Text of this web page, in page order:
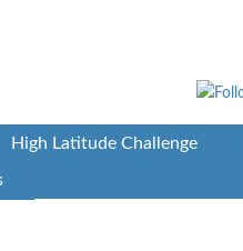
High Latitude Challenge